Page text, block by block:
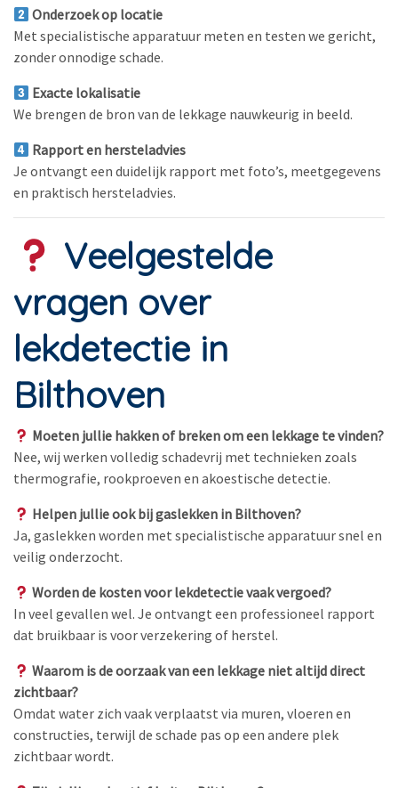
Onderzoek op locatie
Met specialistische apparatuur meten en testen we gericht,
zonder onnodige schade.
Exacte lokalisatie
We brengen de bron van de lekkage nauwkeurig in beeld.
Rapport en hersteladvies
Je ontvangt een duidelijk rapport met foto’s, meetgegevens
en praktisch hersteladvies.
Veelgestelde
vragen over
lekdetectie in
Bilthoven
Moeten jullie hakken of breken om een lekkage te vinden?
Nee, wij werken volledig schadevrij met technieken zoals
thermografie, rookproeven en akoestische detectie.
Helpen jullie ook bij gaslekken in Bilthoven?
Ja, gaslekken worden met specialistische apparatuur snel en
veilig onderzocht.
Worden de kosten voor lekdetectie vaak vergoed?
In veel gevallen wel. Je ontvangt een professioneel rapport
dat bruikbaar is voor verzekering of herstel.
Waarom is de oorzaak van een lekkage niet altijd direct
zichtbaar?
Omdat water zich vaak verplaatst via muren, vloeren en
constructies, terwijl de schade pas op een andere plek
zichtbaar wordt.